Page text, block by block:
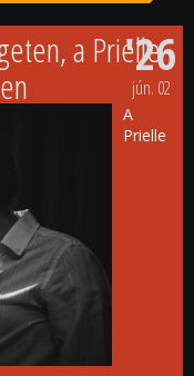
a Prielle
'26
jún. 02
A
Prielle